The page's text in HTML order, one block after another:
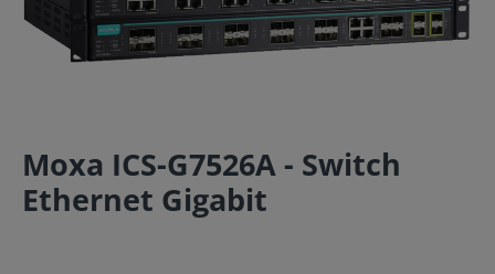
Moxa ICS-G7526A - Switch
Ethernet Gigabit